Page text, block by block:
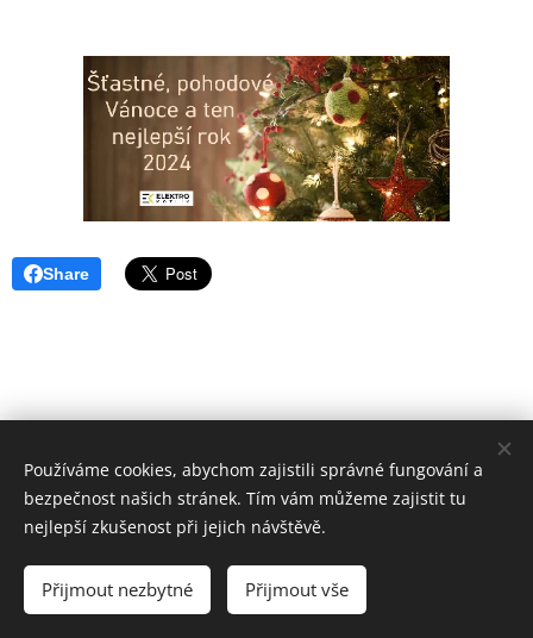
Share
© 2022 Všechna práva vyhrazena
Cookies
Používáme cookies, abychom zajistili správné fungování a
bezpečnost našich stránek. Tím vám můžeme zajistit tu
nejlepší zkušenost při jejich návštěvě.
Přijmout nezbytné Přijmout vše